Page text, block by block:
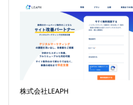
株式会社LEAPH